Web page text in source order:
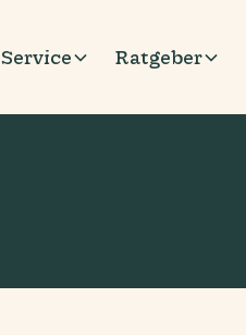
Service Ratgeber